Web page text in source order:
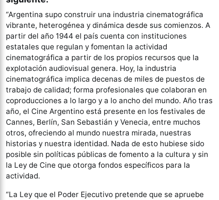
“Argentina supo construir una industria cinematográfica
vibrante, heterogénea y dinámica desde sus comienzos. A
partir del año 1944 el país cuenta con instituciones
estatales que regulan y fomentan la actividad
cinematográfica a partir de los propios recursos que la
explotación audiovisual genera. Hoy, la industria
cinematográfica implica decenas de miles de puestos de
trabajo de calidad; forma profesionales que colaboran en
coproducciones a lo largo y a lo ancho del mundo. Año tras
año, el Cine Argentino está presente en los festivales de
Cannes, Berlín, San Sebastián y Venecia, entre muchos
otros, ofreciendo al mundo nuestra mirada, nuestras
historias y nuestra identidad. Nada de esto hubiese sido
posible sin políticas públicas de fomento a la cultura y sin
la Ley de Cine que otorga fondos específicos para la
actividad.
“La Ley que el Poder Ejecutivo pretende que se apruebe